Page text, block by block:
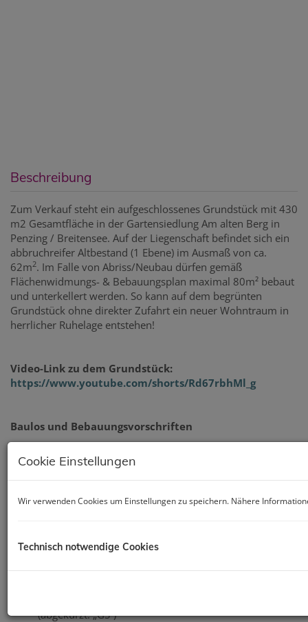
Beschreibung
Zum Verkauf steht ein aufgeschlossenes Grundstück mit 430
m2 Gesamtfläche in der Gartensiedlung Am alten Berg in
Penzing / Breitensee. Auf der Liegenschaft befindet sich ein
abbruchreifer Altbestand (1 Ebene) im Ausmaß von ca.
62m2. Im Falle von Abriss/Neubau dürfen gemäß
Flächenwidmungs- & Bebauungsplan maximal 80m² bebaut
und unterkellert werden. So kann auf dem begrünten
Grundstück ohne direkter Zufahrt ein neuer Wohntraum in
herrlicher Ruhelage entstehen!
Video-Link zu dem Grundstück:
https://www.youtube.com/shorts/Rd67rbhMl_g
Baulos und Bebauungsvorschriften
Relevante Plandokumente aus dem
Flächenwidmungsplan: 7338
Es gelten die besonderen Bebauungsvorschriften, BB2
Gebäudehöhe 5,5 Meter + darüber höchster Punkt des
Dachs 4,5 Meter
Dachneigung bis 45 Grad, bei Flachdach muss dieses
(abgekürzt: „GS“)
Cookie Einstellungen
Wir verwenden Cookies um Einstellungen zu speichern. Nähere
Technisch notwendige Cookies